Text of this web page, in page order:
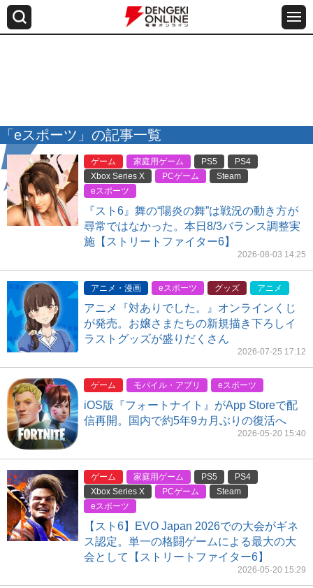
「eスポーツ」の記事一覧
ゲーム 家庭用ゲーム PS5
PS4
Xbox Series X
PCゲーム
Steam
eスポーツ
『スト6』舞の“陽炎の舞”は戦況の動き方が
尋常ではなかった。本日8/3バランス調整実
施【ストリートファイター6】
2026-08-03 14:25
アニメ・漫画 eスポーツ グッズ アニメ
アニメ『対ありでした。』オンラインくじ
が発売。お嬢さまたちの新規描き下ろしイ
ラストグッズが盛りだくさん
2026-07-25 17:12
ゲーム モバイル・アプリ eスポーツ
iOS版『フォートナイト』がApp Storeで配
信再開。国内で約5年9カ月ぶりの復活へ
2026-05-20 15:40
ゲーム 家庭用ゲーム PS5
PS4
Xbox Series X
PCゲーム
Steam
eスポーツ
【スト6】EVO Japan 2026での大会がギネ
ス認定。単一の格闘ゲームによる最大の大
会として【ストリートファイター6】
2026-05-20 15:29